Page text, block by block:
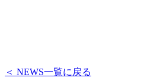
＜ NEWS一覧に戻る